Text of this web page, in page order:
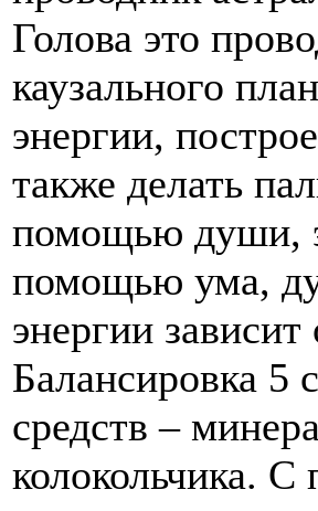
Голова это
каузального
энергии,
также делать
помощью души,
помощью ума,
энергии
Балансировка 5
средств –
колокольчика.